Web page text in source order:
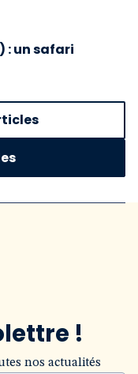
: un safari
!
nos actualités